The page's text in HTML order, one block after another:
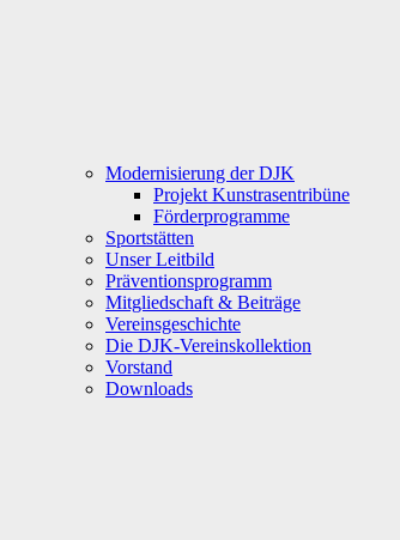
Modernisierung der DJK
Projekt Kunstrasentribüne
Förderprogramme
Sportstätten
Unser Leitbild
Präventionsprogramm
Mitgliedschaft & Beiträge
Vereinsgeschichte
Die DJK-Vereinskollektion
Vorstand
Downloads